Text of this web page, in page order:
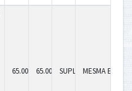
65.000,0065.000,00SUPLEMENTAR
MESMA